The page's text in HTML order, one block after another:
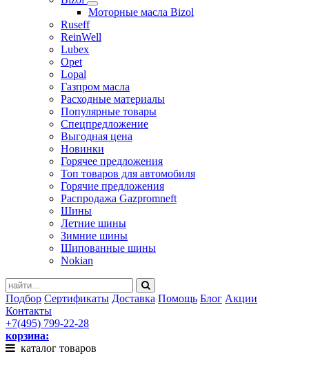
Моторные масла Bizol
Ruseff
ReinWell
Lubex
Opet
Lopal
Газпром масла
Расходные материалы
Популярные товары
Спецпредложение
Выгодная цена
Новинки
Горячее предложения
Топ товаров для автомобиля
Горячие предложения
Распродажа Gazpromneft
Шины
Летние шины
Зимние шины
Шипованные шины
Nokian
Подбор Сертификаты Доставка Помощь Блог Акции
Контакты
+7(495) 799-22-28
корзина:
каталог товаров